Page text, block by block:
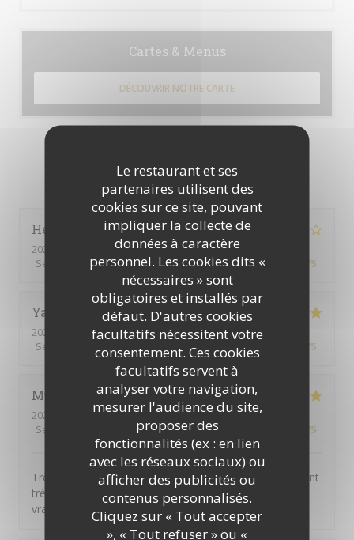
Le restaurant et ses
partenaires utilisent des
cookies sur ce site, pouvant
impliquer la collecte de
données à caractère
personnel. Les cookies dits «
nécessaires » sont
obligatoires et installés par
défaut. D'autres cookies
facultatifs nécessitent votre
consentement. Ces cookies
facultatifs servent à
analyser votre navigation,
mesurer l'audience du site,
proposer des
fonctionnalités (ex : en lien
avec les réseaux sociaux) ou
afficher des publicités ou
contenus personnalisés.
Cliquez sur « Tout accepter
», « Tout refuser » ou «
Les avis de nos clients
Henriques C
2026-07-30
- 12:00 - Couverts 8
Service
/5 Ambiance: 3 /5 Cuisine:4/5 Qualité / Prix /5
Yannick
2026-07-30
- 12:15 - Couverts 10
Service
Ambiance Cuisine Qualité / Prix /5
Muriel
2026-07-29
- 12:00 - Couverts 6
Service
Ambiance:5 /5 Cuisine:5 /5
Très bon rapport qualité / prix. Tous les convives étaient
très contents. Formule tout compris qui comprend
vraiment tout ! BARVO
Cartes & Menus
DÉCOUVRIR NOTRE CARTE